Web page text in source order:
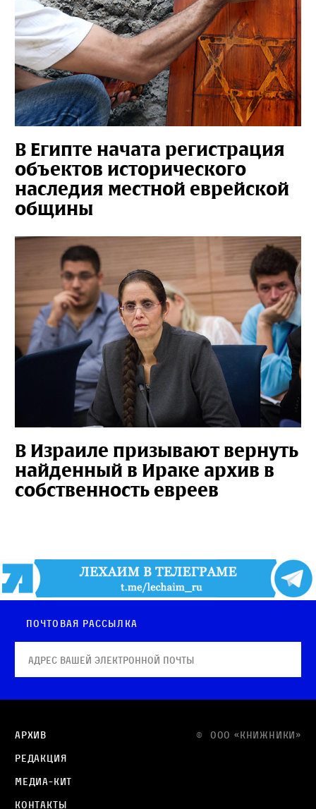
В Египте начата регистрация
объектов исторического
наследия местной еврейской
общины
В Израиле призывают вернуть
найденный в Ираке архив в
собственность евреев
Почтовая рассылка
© OOO «КНИЖНИКИ»
Архив
Редакция
Медиа-кит
Контакты